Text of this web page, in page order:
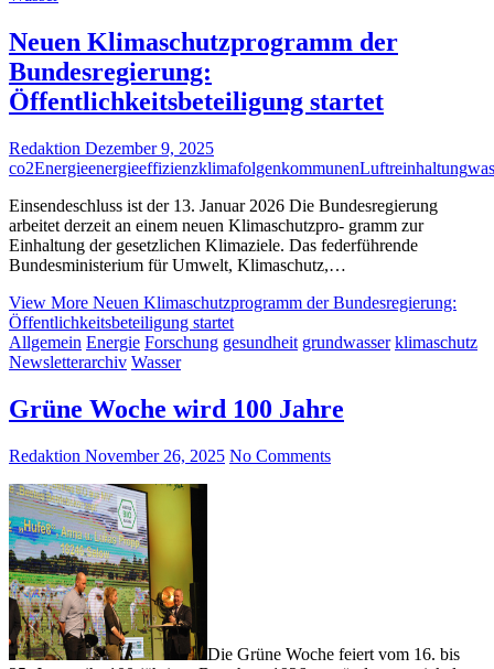
Neuen Klimaschutzprogramm der
Bundesregierung:
Öffentlichkeitsbeteiligung startet
Redaktion Dezember 9, 2025
co2EnergieenergieeffizienzklimafolgenkommunenLuftreinhaltung
Einsendeschluss ist der 13. Januar 2026 Die Bundesregierung
arbeitet derzeit an einem neuen Klimaschutzpro- gramm zur
Einhaltung der gesetzlichen Klimaziele. Das federführende
Bundesministerium für Umwelt, Klimaschutz,…
View More Neuen Klimaschutzprogramm der Bundesregierung:
Öffentlichkeitsbeteiligung startet
Allgemein Energie Forschung gesundheit grundwasser klimaschutz
Newsletterarchiv Wasser
Grüne Woche wird 100 Jahre
Redaktion November 26, 2025 No Comments
Die Grüne Woche feiert vom 16. bis